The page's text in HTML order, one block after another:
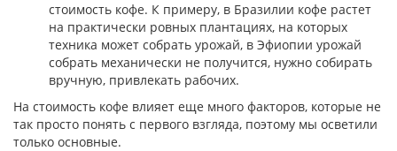
стоимость кофе. К примеру, в Бразилии кофе растет
на практически ровных плантациях, на которых
техника может собрать урожай, в Эфиопии урожай
собрать механически не получится, нужно собирать
вручную, привлекать рабочих.
На стоимость кофе влияет еще много факторов, которые не
так просто понять с первого взгляда, поэтому мы осветили
только основные.